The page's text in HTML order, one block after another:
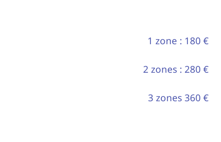
1 zone : 180 €
2 zones : 280 €
3 zones 360 €